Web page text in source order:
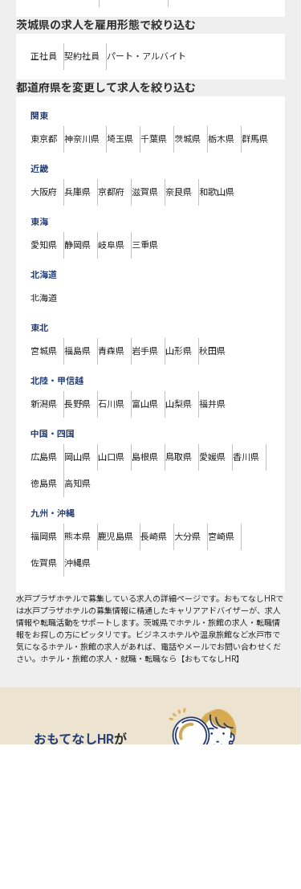
茨城県の求人を雇用形態で絞り込む
正社員 契約社員 パート・アルバイト
都道府県を変更して求人を絞り込む
関東
東京都 神奈川県 埼玉県 千葉県 茨城県 栃木県 群馬県
近畿
大阪府 兵庫県 京都府 滋賀県 奈良県 和歌山県
東海
愛知県 静岡県 岐阜県 三重県
北海道
北海道
東北
宮城県 福島県 青森県 岩手県 山形県 秋田県
北陸・甲信越
新潟県 長野県 石川県 富山県 山梨県 福井県
中国・四国
広島県 岡山県 山口県 島根県 鳥取県 愛媛県 香川県
徳島県 高知県
九州・沖縄
福岡県 熊本県 鹿児島県 長崎県 大分県 宮崎県
佐賀県 沖縄県
水戸プラザホテルで募集している求人の詳細ページです。おもてなしHRで
は水戸プラザホテルの募集情報に精通したキャリアアドバイザーが、求人
情報や転職活動をサポートします。茨城県でホテル・旅館の求人・転職情
報をお探しの方にピッタリです。ビジネスホテルや温泉旅館など水戸市で
気になるホテル・旅館の求人があれば、電話やメールでお問い合わせくだ
さい。ホテル・旅館の求人・就職・転職なら【おもてなしHR】
おもてなしHRが